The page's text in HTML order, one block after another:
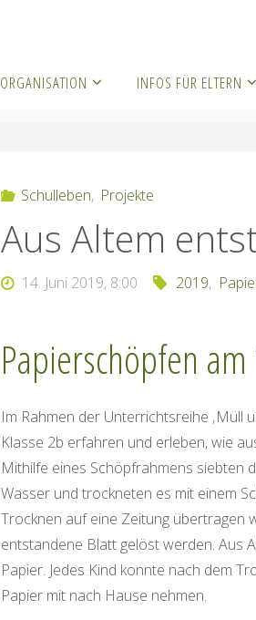
ORGANISATION INFOS FÜR ELTERN
Schulleben, Projekte
Aus Altem
14. Juni 2019, 8:00 2019,
Papierschöpfen am
Im Rahmen der Unterrichtsreihe ‚Müll
Klasse 2b erfahren und erleben, wie
Mithilfe eines Schöpfrahmens siebten
Wasser und trockneten es mit einem
Trocknen auf eine Zeitung übertragen
entstandene Blatt gelöst werden. Aus
Papier. Jedes Kind konnte nach dem
Papier mit nach Hause nehmen.